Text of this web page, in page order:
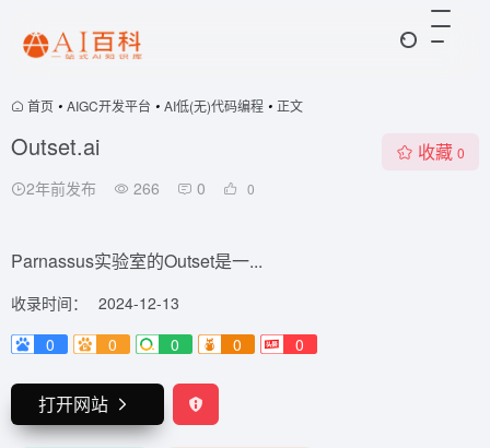
首页 • AIGC开发平台 • AI低(无)代码编程 • 正文
Outset.ai
2年前发布 266 0 0
收藏 0
Parnassus实验室的Outset是一...
收录时间：
2024-12-13
0
0 0 0 0
打开网站